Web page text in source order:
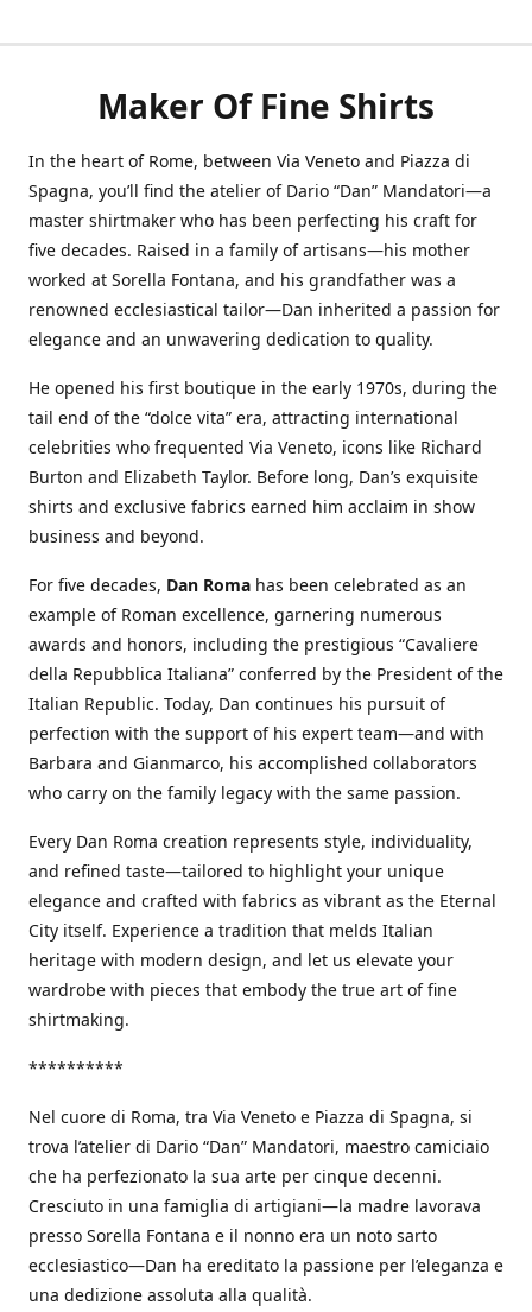
Maker Of Fine Shirts
In the heart of Rome, between Via Veneto and Piazza di
Spagna, you’ll find the atelier of Dario “Dan” Mandatori—a
master shirtmaker who has been perfecting his craft for
five decades. Raised in a family of artisans—his mother
worked at Sorella Fontana, and his grandfather was a
renowned ecclesiastical tailor—Dan inherited a passion for
elegance and an unwavering dedication to quality.
He opened his first boutique in the early 1970s, during the
tail end of the “dolce vita” era, attracting international
celebrities who frequented Via Veneto, icons like Richard
Burton and Elizabeth Taylor. Before long, Dan’s exquisite
shirts and exclusive fabrics earned him acclaim in show
business and beyond.
For five decades, Dan Roma has been celebrated as an
example of Roman excellence, garnering numerous
awards and honors, including the prestigious “Cavaliere
della Repubblica Italiana” conferred by the President of the
Italian Republic. Today, Dan continues his pursuit of
perfection with the support of his expert team—and with
Barbara and Gianmarco, his accomplished collaborators
who carry on the family legacy with the same passion.
Every Dan Roma creation represents style, individuality,
and refined taste—tailored to highlight your unique
elegance and crafted with fabrics as vibrant as the Eternal
City itself. Experience a tradition that melds Italian
heritage with modern design, and let us elevate your
wardrobe with pieces that embody the true art of fine
shirtmaking.
**********
Nel cuore di Roma, tra Via Veneto e Piazza di Spagna, si
trova l’atelier di Dario “Dan” Mandatori, maestro camiciaio
che ha perfezionato la sua arte per cinque decenni.
Cresciuto in una famiglia di artigiani—la madre lavorava
presso Sorella Fontana e il nonno era un noto sarto
ecclesiastico—Dan ha ereditato la passione per l’eleganza e
una dedizione assoluta alla qualità.